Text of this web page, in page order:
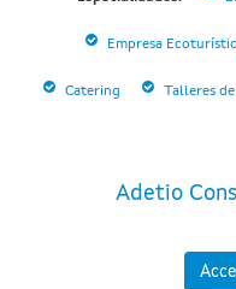
Empresa
Catering Talleres
Adetio